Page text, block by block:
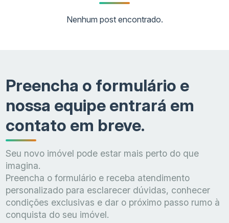
Nenhum post encontrado.
Preencha o formulário e
nossa equipe entrará em
contato em breve.
Seu novo imóvel pode estar mais perto do que
imagina.
Preencha o formulário e receba atendimento
personalizado para esclarecer dúvidas, conhecer
condições exclusivas e dar o próximo passo rumo à
conquista do seu imóvel.